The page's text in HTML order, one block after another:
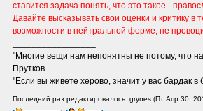
ставится задача понять, что это такое -
Давайте высказывать свои оценки и критику в
возможности в нейтральной форме, не
"Многие вещи нам непонятны не потому, что
Прутков
"Если вы живете херово, значит у вас бардак
Последний раз редактировалось: grynes (Пт Апр 30,